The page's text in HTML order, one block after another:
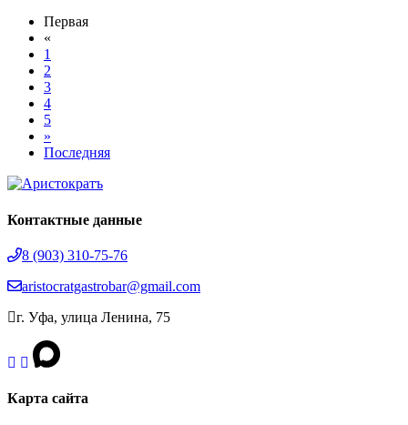
Первая
«
1
2
3
4
5
»
Последняя
Контактные данные
8 (903) 310‑75‑76
aristocratgastrobar@gmail.com
г. Уфа, улица Ленина, 75
Карта сайта